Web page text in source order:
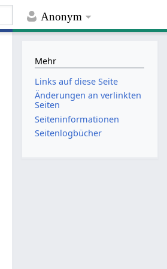
Anonym
Mehr
Links auf diese Seite
Änderungen an verlinkten
Seiten
Seiten­­informationen
Seitenlogbücher